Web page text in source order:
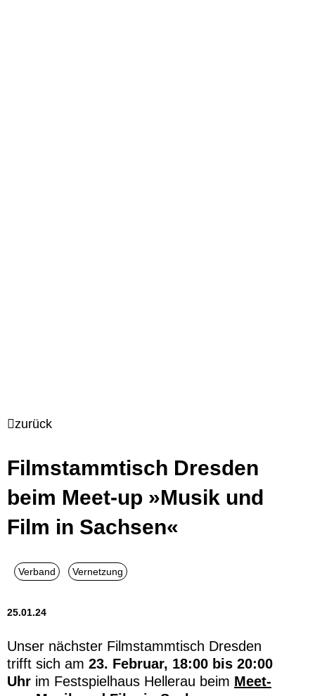
zurück
Filmstammtisch Dresden
beim Meet-up »Musik und
Film in Sachsen«
25.01.24
Unser nächster Filmstammtisch Dresden
trifft sich am 23. Februar, 18:00 bis 20:00
Uhr im Festspielhaus Hellerau beim Meet-